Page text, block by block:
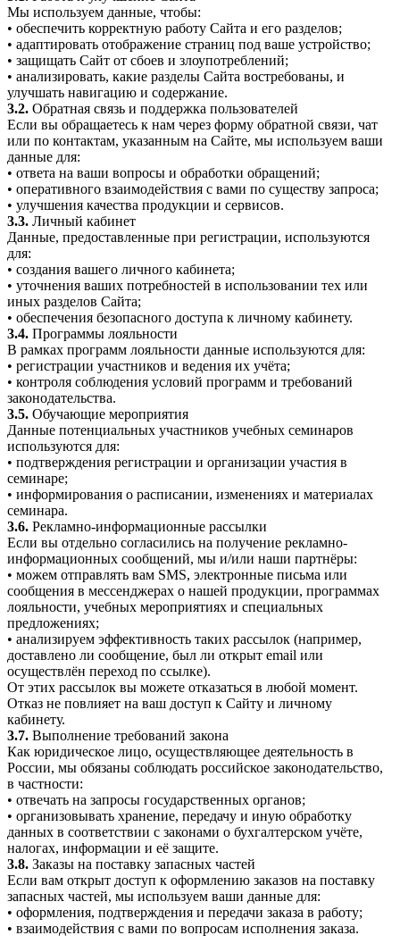
Мы используем данные, чтобы:
• обеспечить корректную работу Сайта и его разделов;
• адаптировать отображение страниц под ваше устройство;
• защищать Сайт от сбоев и злоупотреблений;
• анализировать, какие разделы Сайта востребованы, и
улучшать навигацию и содержание.
3.2. Обратная связь и поддержка пользователей
Если вы обращаетесь к нам через форму обратной связи, чат
или по контактам, указанным на Сайте, мы используем ваши
данные для:
• ответа на ваши вопросы и обработки обращений;
• оперативного взаимодействия с вами по существу запроса;
• улучшения качества продукции и сервисов.
3.3. Личный кабинет
Данные, предоставленные при регистрации, используются
для:
• создания вашего личного кабинета;
• уточнения ваших потребностей в использовании тех или
иных разделов Сайта;
• обеспечения безопасного доступа к личному кабинету.
3.4. Программы лояльности
В рамках программ лояльности данные используются для:
• регистрации участников и ведения их учёта;
• контроля соблюдения условий программ и требований
законодательства.
3.5. Обучающие мероприятия
Данные потенциальных участников учебных семинаров
используются для:
• подтверждения регистрации и организации участия в
семинаре;
• информирования о расписании, изменениях и материалах
семинара.
3.6. Рекламно-информационные рассылки
Если вы отдельно согласились на получение рекламно-
информационных сообщений, мы и/или наши партнёры:
• можем отправлять вам SMS, электронные письма или
сообщения в мессенджерах о нашей продукции, программах
лояльности, учебных мероприятиях и специальных
предложениях;
• анализируем эффективность таких рассылок (например,
доставлено ли сообщение, был ли открыт email или
осуществлён переход по ссылке).
От этих рассылок вы можете отказаться в любой момент.
Отказ не повлияет на ваш доступ к Сайту и личному
кабинету.
3.7. Выполнение требований закона
Как юридическое лицо, осуществляющее деятельность в
России, мы обязаны соблюдать российское законодательство,
в частности:
• отвечать на запросы государственных органов;
• организовывать хранение, передачу и иную обработку
данных в соответствии с законами о бухгалтерском учёте,
налогах, информации и её защите.
3.8. Заказы на поставку запасных частей
Если вам открыт доступ к оформлению заказов на поставку
запасных частей, мы используем ваши данные для:
• оформления, подтверждения и передачи заказа в работу;
• взаимодействия с вами по вопросам исполнения заказа.